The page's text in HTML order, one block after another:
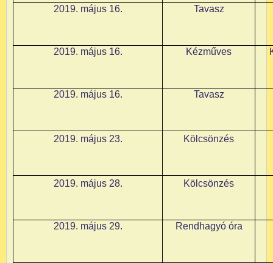
2019. május 16. Tavasz
2019. május 16. Kézműves
2019. május 16. Tavasz
2019. május 23. Kölcsönzés
2019. május 28. Kölcsönzés
2019. május 29. Rendhagyó óra